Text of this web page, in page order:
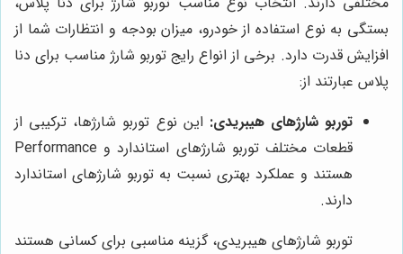
بستگی به نوع استفاده از خودرو، میزان بودجه و انتظارات شما از
افزایش قدرت دارد. برخی از انواع رایج توربو شارژ مناسب برای دنا
پلاس عبارتند از:
توربو شارژهای هیبریدی: این نوع توربو شارژها، ترکیبی از
قطعات مختلف توربو شارژهای استاندارد و Performance
هستند و عملکرد بهتری نسبت به توربو شارژهای استاندارد
دارند.
توربو شارژهای هیبریدی، گزینه مناسبی برای کسانی هستند